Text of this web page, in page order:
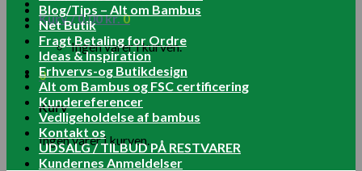
Kurv /0.00kr.0
Ingen varer i kurven.
0
Kurv
Ingen varer i kurven.
Blog/Tips – Alt om Bambus
Net Butik
Fragt Betaling for Ordre
Ideas & Inspiration
Erhvervs-og Butikdesign
Alt om Bambus og FSC certificering
Kundereferencer
Vedligeholdelse af bambus
Kontakt os
UDSALG / TILBUD PÅ RESTVARER
Kundernes Anmeldelser